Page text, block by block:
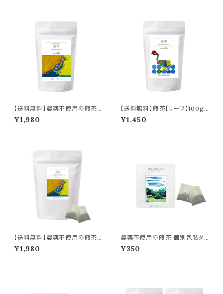
【送料無料】農薬不使用の煎茶
【リーフ】80g／ Pesticide-Fre
e Sencha Tea Leaves 80g
¥1,980
【送料無料】煎茶【リーフ】100g
／Sencha Tea Leaves 100g
¥1,450
【送料無料】農薬不使用の煎茶
ティーバッグ18個入り／Pestici
de-Free Sencha Tea – 18 T
¥1,980
農薬不使用の煎茶 個別包装タイ
プ ティーバッグ２包入り／Pesti
cide-Free Sencha, Individu
¥350